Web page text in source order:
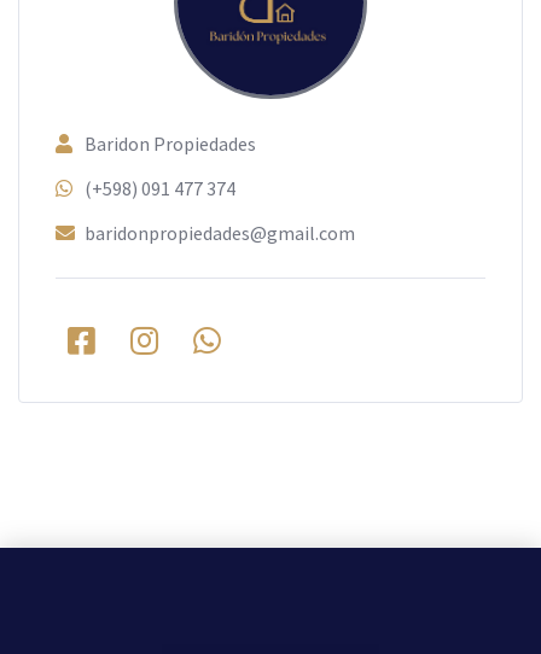
Baridon Propiedades
(+598) 091 477 374
baridonpropiedades@gmail.com